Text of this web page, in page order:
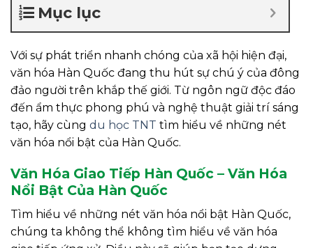
Mục lục
Với sự phát triển nhanh chóng của xã hội hiện đại,
văn hóa Hàn Quốc đang thu hút sự chú ý của đông
đảo người trên khắp thế giới. Từ ngôn ngữ độc đáo
đến ẩm thực phong phú và nghệ thuật giải trí sáng
tạo, hãy cùng du học TNT tìm hiểu về những nét
văn hóa nổi bật của Hàn Quốc.
Văn Hóa Giao Tiếp Hàn Quốc – Văn Hóa
Nổi Bật Của Hàn Quốc
Tìm hiểu về những nét văn hóa nổi bật Hàn Quốc,
chúng ta không thể không tìm hiểu về văn hóa